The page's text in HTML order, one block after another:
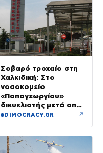
Σοβαρό τροχαίο στη
Χαλκιδική: Στο
νοσοκομείο
«Παπαγεωργίου»
δικυκλιστής μετά από
σύγκρουση
DIMOCRACY.GR ↗